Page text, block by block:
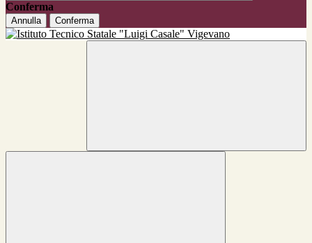
Conferma
Annulla Conferma